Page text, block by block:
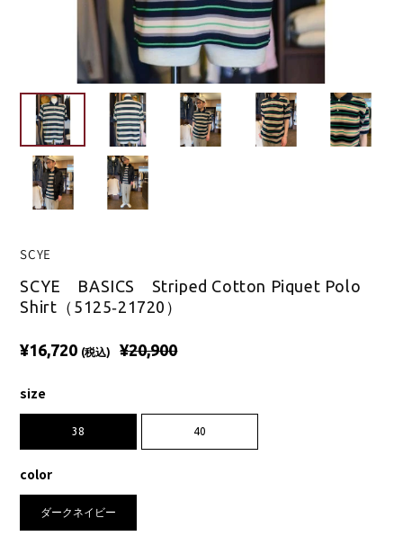
SCYE
SCYE BASICS Striped Cotton Piquet Polo
Shirt（5125‐21720）
¥16,720 (税込) ¥20,900
size
38 40
color
ダークネイビー